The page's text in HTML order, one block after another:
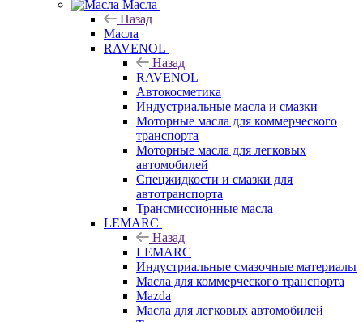
Масла
Назад
Масла
RAVENOL
Назад
RAVENOL
Автокосметика
Индустриальные масла и смазки
Моторные масла для коммерческого
транспорта
Моторные масла для легковых
автомобилей
Спецжидкости и смазки для
автотранспорта
Трансмиссионные масла
LEMARC
Назад
LEMARC
Индустриальные смазочные материалы
Масла для коммерческого транспорта
Mazda
Масла для легковых автомобилей